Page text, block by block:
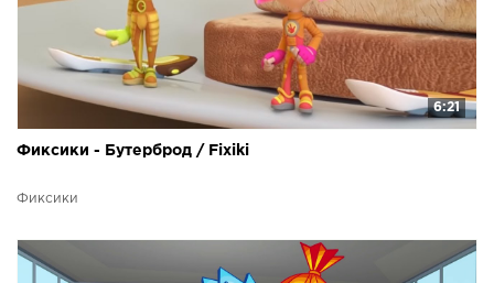
6:21
Фиксики - Бутерброд / Fixiki
Фиксики